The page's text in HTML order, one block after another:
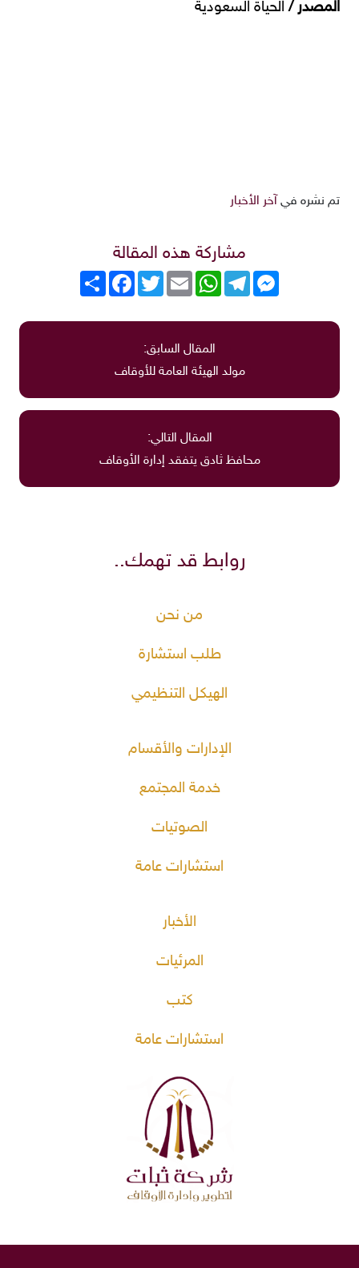
المصدر / الحياة السعودية
تم نشره في آخر الأخبار
مشاركة هذه المقالة
انشر
FacebookTwitterEmail
WhatsAppTelegram
Messenger
المقال السابق:
مولد الهيئة العامة للأوقاف
المقال التالي:
محافظ ثادق يتفقد إدارة الأوقاف
روابط قد تهمك..
من نحن
طلب استشارة
الهيكل التنظيمي
الإدارات والأقسام
خدمة المجتمع
الصوتيات
استشارات عامة
الأخبار
المرئيات
كتب
استشارات عامة